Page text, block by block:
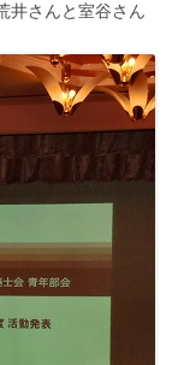
井さんと室谷さん